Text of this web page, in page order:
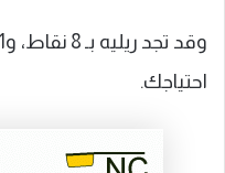
احتياجك.